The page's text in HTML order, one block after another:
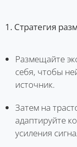
1. Стратегия
Размещайте
себя, чтобы
источник.
Затем на
адаптируйте
усиления